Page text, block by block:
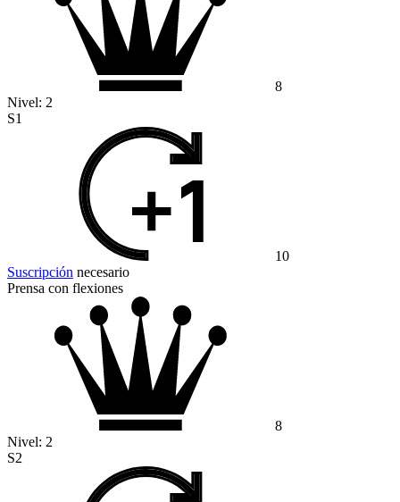
8
Nivel: 2
S1
10
Suscripción necesario
Prensa con flexiones
8
Nivel: 2
S2